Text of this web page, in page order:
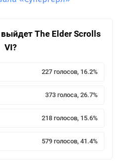
The Elder Scrolls
VI?
227 голосов, 16.2%
373 голоса, 26.7%
218 голосов, 15.6%
579 голосов, 41.4%